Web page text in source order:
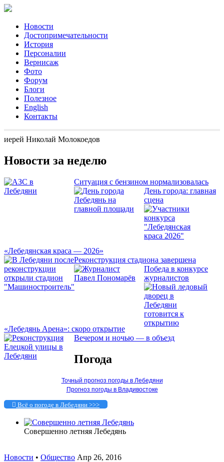
Новости
Достопримечательности
История
Персоналии
Вернисаж
Фото
Форум
Блоги
Полезное
English
Контакты
иерей Николай Молокоедов
Новости за неделю
Ситуация с бензином нормализовалась
День города: главная
сцена
«Лебедянская краса — 2026»
Реконструкция стадиона завершена
Победа в конкурсе
журналистов
«Лебедянь Арена»: скоро открытие
Вечером и ночью — в объезд
Погода
Точный прогноз погоды в Лебедяни
Прогноз погоды в Владивостоке
Всё о погоде в Лебедяни >>>
Совершенно летняя Лебедянь
Новости • Общество Апр 26, 2016